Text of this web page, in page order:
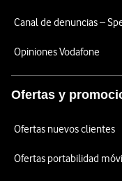
Canal de denuncias –
Opiniones Vodafone
Ofertas y
Ofertas nuevos clientes
Ofertas portabilidad